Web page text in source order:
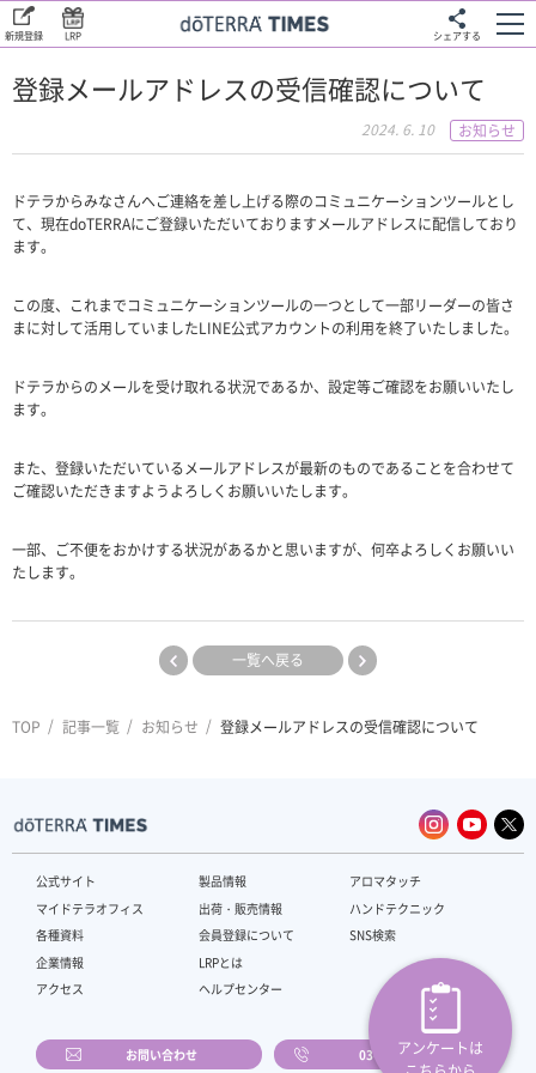
LRP
新規登録 シェアする
登録メールアドレスの受信確認について
2024. 6. 10 お知らせ
ドテラからみなさんへご連絡を差し上げる際のコミュニケーションツールとし
て、現在doTERRAにご登録いただいておりますメールアドレスに配信しており
ます。
この度、これまでコミュニケーションツールの一つとして一部リーダーの皆さ
まに対して活用していましたLINE公式アカウントの利用を終了いたしました。
ドテラからのメールを受け取れる状況であるか、設定等ご確認をお願いいたし
ます。
また、登録いただいているメールアドレスが最新のものであることを合わせて
ご確認いただきますようよろしくお願いいたします。
一部、ご不便をおかけする状況があるかと思いますが、何卒よろしくお願いい
たします。
一覧へ戻る
TOP 記事一覧 お知らせ 登録メールアドレスの受信確認について
公式サイト
マイドテラオフィス
各種資料
企業情報
アクセス
製品情報
出荷・販売情報
会員登録について
LRPとは
ヘルプセンター
アロマタッチ
ハンドテクニック
SNS検索
お問い合わせ 03-4589-2610アンケートは